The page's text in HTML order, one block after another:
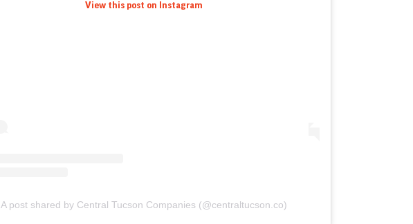
View this post on Instagram
A post shared by Central Tucson Companies (@centraltucson.co)